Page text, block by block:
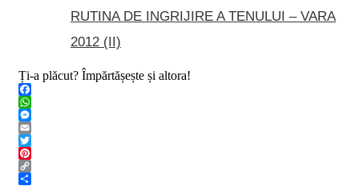
RUTINA DE INGRIJIRE A TENULUI – VARA
2012 (II)
Ți-a plăcut? Împărtășește și altora!
Facebook
WhatsApp
Messenger
Email
Twitter
Pinterest
Copy